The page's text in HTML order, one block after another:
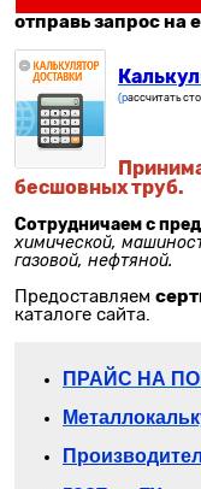
отправь запрос на
(рассчитать
бесшовных труб.
Сотрудничаем с
химической,
газовой, нефтяной.
Предоставляем
каталоге сайта.
П РАЙС НА